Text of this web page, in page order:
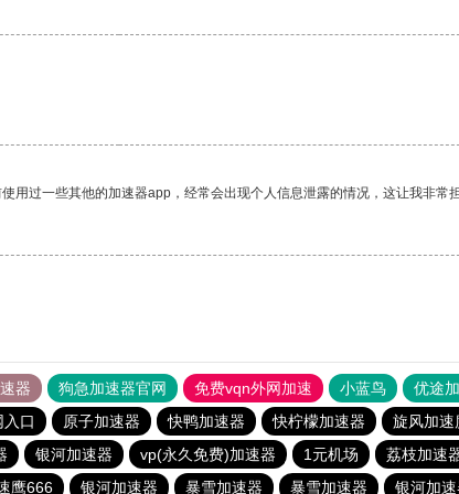
过一些其他的加速器app，经常会出现个人信息泄露的情况，这让我非常担
器 狗急加速器官网 免费vqn外网加速 小蓝鸟 优途
口 原子加速器 快鸭加速器 快柠檬加速器 旋风加速
银河加速器 vp(永久免费)加速器 1元机场 荔枝加速
鹰666 银河加速器 暴雪加速器 暴雪加速器 银河加速